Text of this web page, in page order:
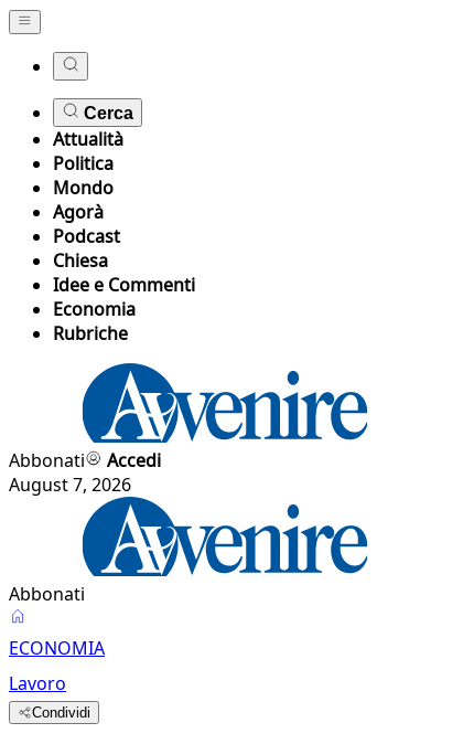
Cerca
Attualità
Politica
Mondo
Agorà
Podcast
Chiesa
Idee e Commenti
Economia
Rubriche
Abbonati
Accedi
August 7, 2026
Abbonati
ECONOMIA
Lavoro
Condividi